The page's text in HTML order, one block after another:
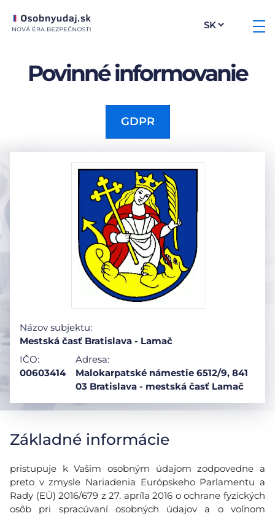
Povinné informovanie
GDPR
Názov subjektu:
Mestská časť Bratislava - Lamač
IČO:
00603414
Adresa:
Malokarpatské námestie 6512/9, 841
03 Bratislava - mestská časť Lamač
Základné informácie
pristupuje k Vašim osobným údajom zodpovedne a
preto v zmysle Nariadenia Európskeho Parlamentu a
Rady (EÚ) 2016/679 z 27. apríla 2016 o ochrane fyzických
osôb pri spracúvaní osobných údajov a o voľnom